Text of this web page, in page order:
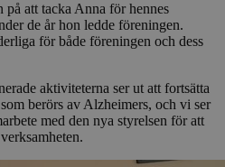
på att tacka Anna för hennes
de år hon ledde föreningen.
för både föreningen och dess
aktiviteterna ser ut att fortsätta
berörs av Alzheimers, och vi ser
med den nya styrelsen för att